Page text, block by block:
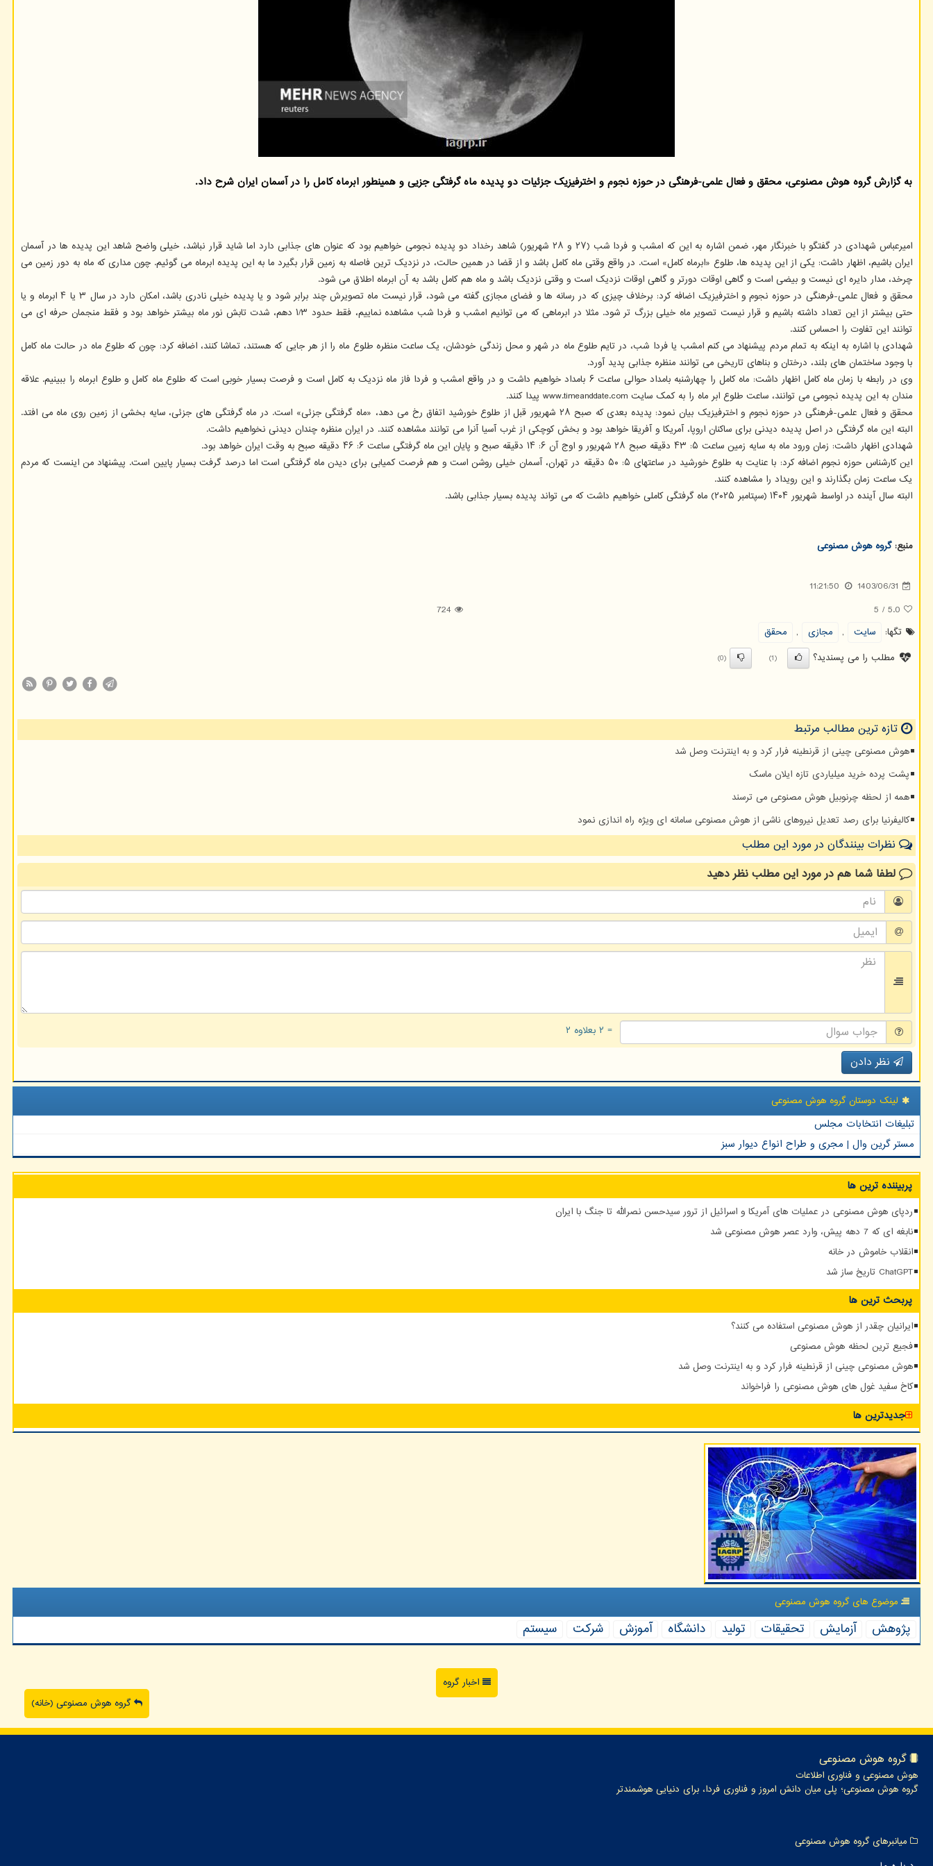
به گزارش گروه هوش مصنوعی، محقق و فعال علمی-فرهنگی در حوزه نجوم و اخترفیزیک جزئیات دو پدیده ماه گرفتگی جزیی و همینطور ابرماه کامل را در آسمان ایران شرح داد.
امیرعباس شهدادی در گفتگو با خبرنگار مهر، ضمن اشاره به این که امشب و فردا شب (۲۷ و ۲۸ شهریور) شاهد رخداد دو پدیده نجومی خواهیم بود که عنوان های جذابی دارد اما شاید قرار نباشد، خیلی واضح شاهد این پدیده ها در آسمان
ایران باشیم، اظهار داشت: یکی از این پدیده ها، طلوع «ابرماه کامل» است. در واقع وقتی ماه کامل باشد و از قضا در همین حالت، در نزدیک ترین فاصله به زمین قرار بگیرد ما به این پدیده ابرماه می گوئیم. چون مداری که ماه به دور زمین می
چرخد، مدار دایره ای نیست و بیضی است و گاهی اوقات دورتر و گاهی اوقات نزدیک است و وقتی نزدیک باشد و ماه هم کامل باشد به آن ابرماه اطلاق می شود.
محقق و فعال علمی-فرهنگی در حوزه نجوم و اخترفیزیک اضافه کرد: برخلاف چیزی که در رسانه ها و فضای مجازی گفته می شود، قرار نیست ماه تصویرش چند برابر شود و یا پدیده خیلی نادری باشد، امکان دارد در سال ۳ یا ۴ ابرماه و یا
حتی بیشتر از این تعداد داشته باشیم و قرار نیست تصویر ماه خیلی بزرگ تر شود. مثلا در ابرماهی که می توانیم امشب و فردا شب مشاهده نماییم، فقط حدود ۱/۳ دهم، شدت تابش نور ماه بیشتر خواهد بود و فقط منجمان حرفه ای می
توانند این تفاوت را احساس کنند.
شهدادی با اشاره به اینکه به تمام مردم پیشنهاد می کنم امشب یا فردا شب، در تایم طلوع ماه در شهر و محل زندگی خودشان، یک ساعت منظره طلوع ماه را از هر جایی که هستند، تماشا کنند، اضافه کرد: چون که طلوع ماه در حالت ماه کامل
با وجود ساختمان های بلند، درختان و بناهای تاریخی می توانند منظره جذابی پدید آورد.
وی در رابطه با زمان ماه کامل اظهار داشت: ماه کامل را چهارشنبه بامداد حوالی ساعت ۶ بامداد خواهیم داشت و در واقع امشب و فردا فاز ماه نزدیک به کامل است و فرصت بسیار خوبی است که طلوع ماه کامل و طلوع ابرماه را ببینیم. علاقه
مندان به این پدیده نجومی می توانند، ساعت طلوع ابر ماه را به کمک سایت www.timeanddate.com پیدا کنند.
محقق و فعال علمی-فرهنگی در حوزه نجوم و اخترفیزیک بیان نمود: پدیده بعدی که صبح ۲۸ شهریور قبل از طلوع خورشید اتفاق رخ می دهد، «ماه گرفتگی جزئی» است. در ماه گرفتگی های جزئی، سایه بخشی از زمین روی ماه می افتد.
البته این ماه گرفتگی در اصل پدیده دیدنی برای ساکنان اروپا، آمریکا و آفریقا خواهد بود و بخش کوچکی از غرب آسیا آنرا می توانند مشاهده کنند. در ایران منظره چندان دیدنی نخواهیم داشت.
شهدادی اظهار داشت: زمان ورود ماه به سایه زمین ساعت ۵: ۴۳ دقیقه صبح ۲۸ شهریور و اوج آن ۶: ۱۴ دقیقه صبح و پایان این ماه گرفتگی ساعت ۶: ۴۶ دقیقه صبح به وقت ایران خواهد بود.
این کارشناس حوزه نجوم اضافه کرد: با عنایت به طلوع خورشید در ساعتهای ۵: ۵۰ دقیقه در تهران، آسمان خیلی روشن است و هم فرصت کمیابی برای دیدن ماه گرفتگی است اما درصد گرفت بسیار پایین است. پیشنهاد من اینست که مردم
یک ساعت زمان بگذارند و این رویداد را مشاهده کنند.
البته سال آینده در اواسط شهریور ۱۴۰۴ (سپتامبر ۲۰۲۵) ماه گرفتگی کاملی خواهیم داشت که می تواند پدیده بسیار جذابی باشد.
منبع:گروه هوش مصنوعی
1403/06/31
11:21:50
5.0
/
5
724
تگها:
سایت , مجازی ,
محقق
مطلب را می پسندید؟
(1)
(0)
تازه ترین مطالب مرتبط
هوش مصنوعی چینی از قرنطینه فرار کرد و به اینترنت وصل شد
پشت پرده خرید میلیاردی تازه ایلان ماسک
همه از لحظه چرنوبیل هوش مصنوعی می ترسند
کالیفرنیا برای رصد تعدیل نیروهای ناشی از هوش مصنوعی سامانه ای ویژه راه اندازی نمود
نظرات بینندگان در مورد این مطلب
لطفا شما همدر مورد این مطلبنظر دهید
= ۲ بعلاوه ۲
نظر دادن
لینک دوستان گروه هوش مصنوعی
تبلیغات انتخابات مجلس
مستر گرین وال | مجری و طراح انواع دیوار سبز
پربیننده ترین ها
ردپای هوش مصنوعی در عملیات های آمریکا و اسرائیل از ترور سیدحسن نصرالله تا جنگ با ایران
نابغه ای که 7 دهه پیش، وارد عصر هوش مصنوعی شد
انقلاب خاموش در خانه
ChatGPT تاریخ ساز شد
پربحث ترین ها
ایرانیان چقدر از هوش مصنوعی استفاده می کنند؟
فجیع ترین لحظه هوش مصنوعی
هوش مصنوعی چینی از قرنطینه فرار کرد و به اینترنت وصل شد
کاخ سفید غول های هوش مصنوعی را فراخواند
جدیدترین ها
موضوع های گروه هوش مصنوعی
پژوهش آزمایش تحقیقات تولید دانشگاه آموزش شركت سیستم
اخبار گروه
گروه هوش مصنوعی (خانه)
گروه هوش مصنوعی
هوش مصنوعی و فناوری اطلاعات
گروه هوش مصنوعی؛ پلی میان دانش امروز و فناوری فردا، برای دنیایی هوشمندتر
میانبرهای گروه هوش مصنوعی